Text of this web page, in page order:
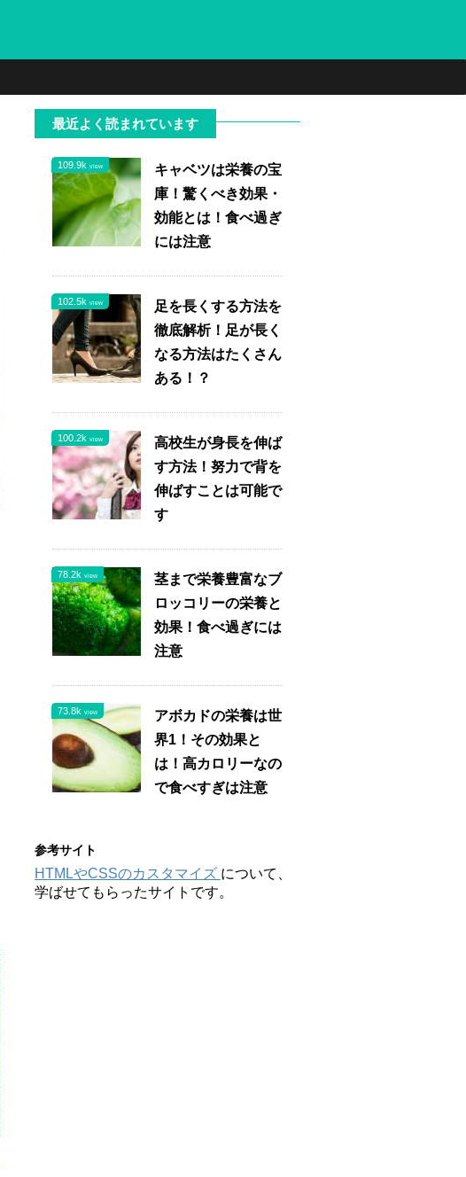
最近よく読まれています
109.9k view
キャベツは栄養の宝
庫！驚くべき効果・
効能とは！食べ過ぎ
には注意
102.5k view
足を長くする方法を
徹底解析！足が長く
なる方法はたくさん
ある！？
100.2k view
高校生が身長を伸ば
す方法！努力で背を
伸ばすことは可能で
す
78.2k view
茎まで栄養豊富なブ
ロッコリーの栄養と
効果！食べ過ぎには
注意
73.8k view
アボカドの栄養は世
界1！その効果と
は！高カロリーなの
で食べすぎは注意
参考サイト
HTMLやCSSのカスタマイズ について、
学ばせてもらったサイトです。